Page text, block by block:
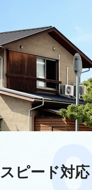
ピード対応